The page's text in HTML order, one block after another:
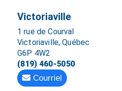
Victoriaville
1 rue de Courval
Victoriaville, Québec
G6P 4W2
(819) 460-5050
Courriel